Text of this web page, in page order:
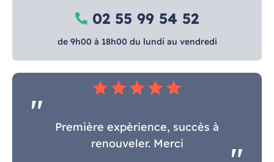
02 55 99 54 52
de 9h00 à 18h00 du lundi au vendredi
star star star star star
Première expèrience, succès à
renouveler. Merci